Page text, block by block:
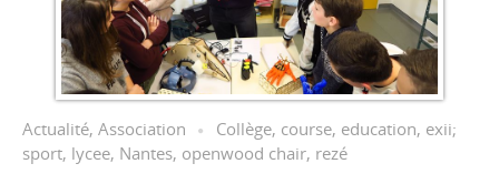
Actualité, Association Collège, course, education, exii;
sport, lycee, Nantes, openwood chair, rezé